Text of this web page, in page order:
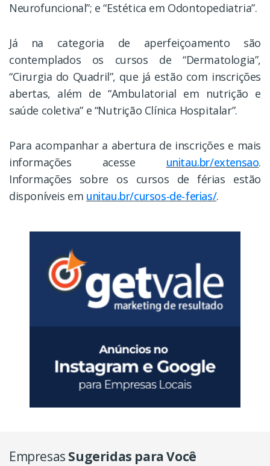
Neurofuncional”; e “Estética em Odontopediatria”.
Já na categoria de aperfeiçoamento são
contemplados os cursos de “Dermatologia”,
“Cirurgia do Quadril”, que já estão com inscrições
abertas, além de “Ambulatorial em nutrição e
saúde coletiva” e “Nutrição Clínica Hospitalar”.
Para acompanhar a abertura de inscrições e mais
informações acesse unitau.br/extensao.
Informações sobre os cursos de férias estão
disponíveis em unitau.br/cursos-de-ferias/.
Empresas Sugeridas para Você